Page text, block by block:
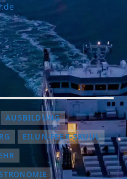
AUSBILDUNG
EILUN-FEER-SKUUL